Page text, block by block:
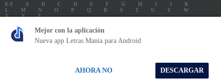
0-9 A B C D E F G H I J
K
L
M N O P Q R S T V
W
X
Y
Z
LETRAS
SOUNDTRACK LETRAS
TOP 100 LETRAS
ENVIA LETRAS
Letrasmania.com - Copyright © 2026 - All Rights Reserved
Mejor con la aplicación
Nueva app Letras Mania para Android
DESCARGAR
AHORA NO